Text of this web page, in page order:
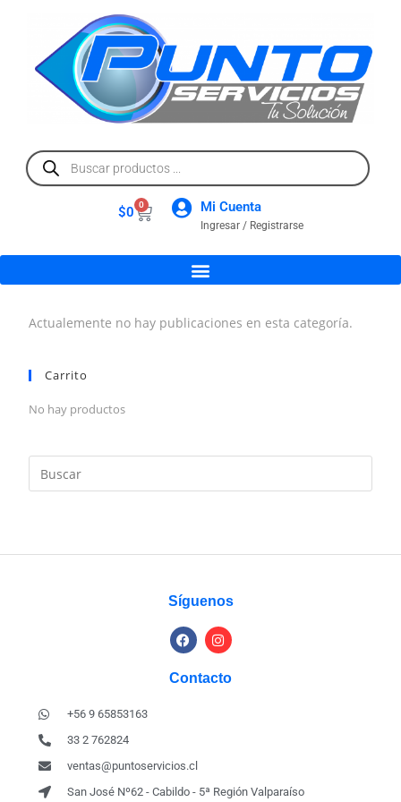
$0 0 Mi Cuenta
Ingresar / Registrarse
Actualemente no hay publicaciones en esta categoría.
Carrito
No hay productos
Síguenos
Contacto
+56 9 65853163
33 2 762824
ventas@puntoservicios.cl
San José Nº62 - Cabildo - 5ª Región Valparaíso